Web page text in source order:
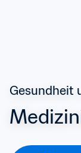
Gesundheit